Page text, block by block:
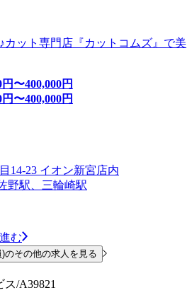
ット専門店『カットコムズ』で美
円〜400,000円
円〜400,000円
14-23 イオン新宮店内
野駅、三輪崎駅
む
のその他の求人を見る
/A39821